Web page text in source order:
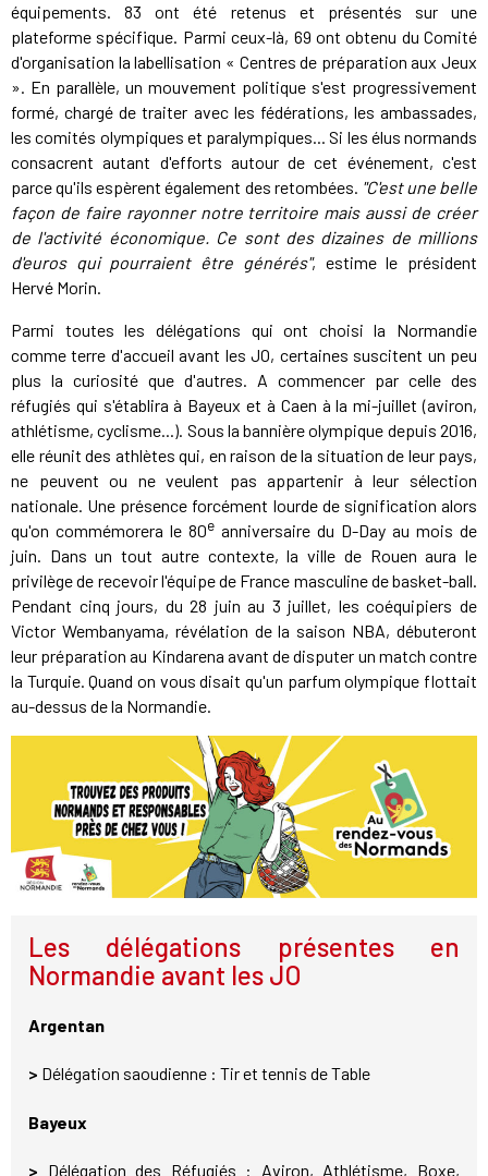
équipements. 83 ont été retenus et présentés sur une
plateforme spécifique. Parmi ceux-là, 69 ont obtenu du Comité
d'organisation la labellisation « Centres de préparation aux Jeux
». En parallèle, un mouvement politique s'est progressivement
formé, chargé de traiter avec les fédérations, les ambassades,
les comités olympiques et paralympiques... Si les élus normands
consacrent autant d'efforts autour de cet événement, c'est
parce qu'ils espèrent également des retombées. "C'est une belle
façon de faire rayonner notre territoire mais aussi de créer
de l'activité économique. Ce sont des dizaines de millions
d'euros qui pourraient être générés", estime le président
Hervé Morin.
Parmi toutes les délégations qui ont choisi la Normandie
comme terre d'accueil avant les JO, certaines suscitent un peu
plus la curiosité que d'autres. A commencer par celle des
réfugiés qui s'établira à Bayeux et à Caen à la mi-juillet (aviron,
athlétisme, cyclisme...). Sous la bannière olympique depuis 2016,
elle réunit des athlètes qui, en raison de la situation de leur pays,
ne peuvent ou ne veulent pas appartenir à leur sélection
nationale. Une présence forcément lourde de signification alors
qu'on commémorera le 80e anniversaire du D-Day au mois de
juin. Dans un tout autre contexte, la ville de Rouen aura le
privilège de recevoir l'équipe de France masculine de basket-ball.
Pendant cinq jours, du 28 juin au 3 juillet, les coéquipiers de
Victor Wembanyama, révélation de la saison NBA, débuteront
leur préparation au Kindarena avant de disputer un match contre
la Turquie. Quand on vous disait qu'un parfum olympique flottait
au-dessus de la Normandie.
Les délégations présentes en
Normandie avant les JO
Argentan
> Délégation saoudienne : Tir et tennis de Table
Bayeux
> Délégation des Réfugiés : Aviron, Athlétisme, Boxe,